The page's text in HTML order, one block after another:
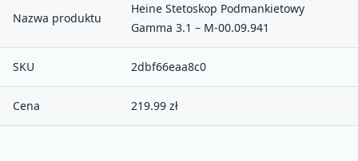
Nazwa produktu
Heine Stetoskop Podmankietowy
Gamma 3.1 – M-00.09.941
SKU 2dbf66eaa8c0
Cena 219.99 zł